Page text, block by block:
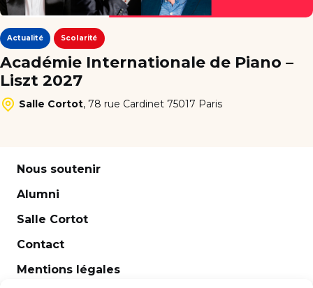
Actualité Scolarité
Académie Internationale de Piano –
Liszt 2027
Salle Cortot, 78 rue Cardinet 75017 Paris
Nous soutenir
Alumni
Salle Cortot
Contact
Mentions légales